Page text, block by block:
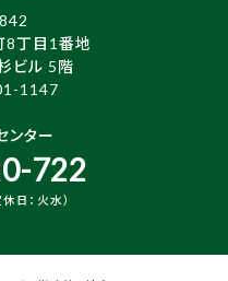
8丁目1番地
ビル 5階
1147
ンター
722
日：火水）